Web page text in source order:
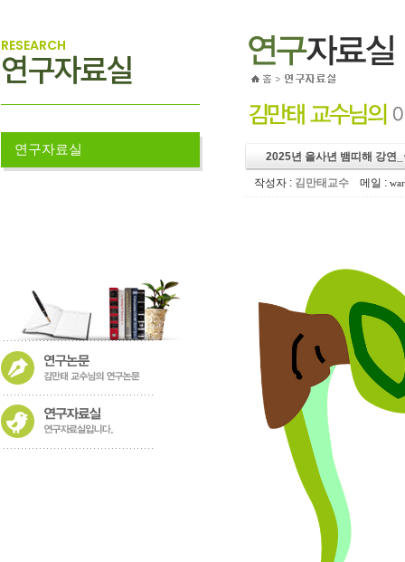
RESEARCH
연구자료실
연구자료실 2025년 을사년 뱀띠해 강연
작성자 : 김만태교수 메일 :